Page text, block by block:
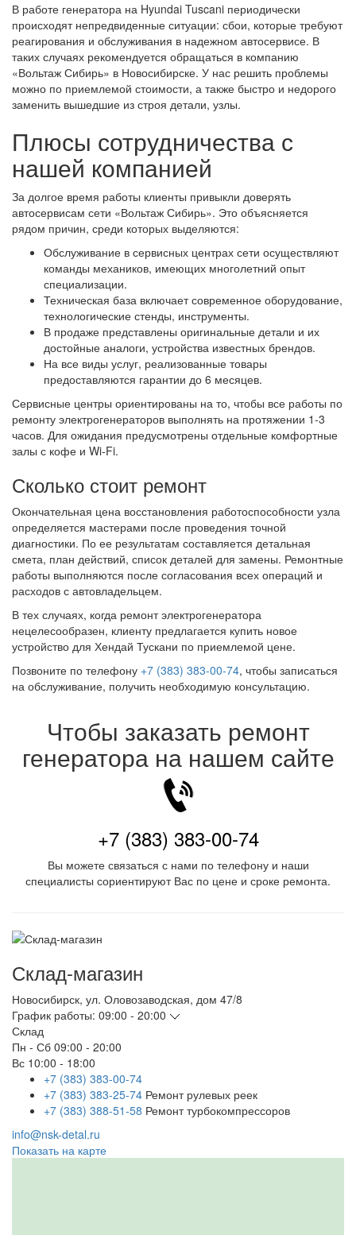
В работе генератора на Hyundai Tuscani периодически
происходят непредвиденные ситуации: сбои, которые требуют
реагирования и обслуживания в надежном автосервисе. В
таких случаях рекомендуется обращаться в компанию
«Вольтаж Сибирь» в Новосибирске. У нас решить проблемы
можно по приемлемой стоимости, а также быстро и недорого
заменить вышедшие из строя детали, узлы.
Плюсы сотрудничества с
нашей компанией
За долгое время работы клиенты привыкли доверять
автосервисам сети «Вольтаж Сибирь». Это объясняется
рядом причин, среди которых выделяются:
Обслуживание в сервисных центрах сети осуществляют
команды механиков, имеющих многолетний опыт
специализации.
Техническая база включает современное оборудование,
технологические стенды, инструменты.
В продаже представлены оригинальные детали и их
достойные аналоги, устройства известных брендов.
На все виды услуг, реализованные товары
предоставляются гарантии до 6 месяцев.
Сервисные центры ориентированы на то, чтобы все работы по
ремонту электрогенераторов выполнять на протяжении 1-3
часов. Для ожидания предусмотрены отдельные комфортные
залы с кофе и Wi-Fi.
Сколько стоит ремонт
Окончательная цена восстановления работоспособности узла
определяется мастерами после проведения точной
диагностики. По ее результатам составляется детальная
смета, план действий, список деталей для замены. Ремонтные
работы выполняются после согласования всех операций и
расходов с автовладельцем.
В тех случаях, когда ремонт электрогенератора
нецелесообразен, клиенту предлагается купить новое
устройство для Хендай Тускани по приемлемой цене.
Позвоните по телефону +7 (383) 383-00-74, чтобы записаться
на обслуживание, получить необходимую консультацию.
Чтобы заказать ремонт
генератора на нашем сайте
+7 (383) 383-00-74
Вы можете связаться с нами по телефону и наши
специалисты сориентируют Вас по цене и сроке ремонта.
Склад-магазин
Новосибирск, ул. Оловозаводская, дом 47/8
График работы: 09:00 - 20:00
Склад
Пн - Сб 09:00 - 20:00
Вс 10:00 - 18:00
+7 (383) 383-00-74
+7 (383) 383-25-74 Ремонт рулевых реек
+7 (383) 388-51-58 Ремонт турбокомпрессоров
info@nsk-detal.ru
Показать на карте